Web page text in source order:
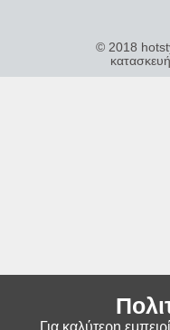
Για καλύτερη
© 2018